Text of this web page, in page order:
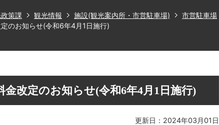
策課 観光情報 施設(観光案内所・市営駐車場)
市営駐車場
のお知らせ(令和6年4月1日施行)
金改定のお知らせ(令和6年4月1日施行)
更新日：2024年03月01日